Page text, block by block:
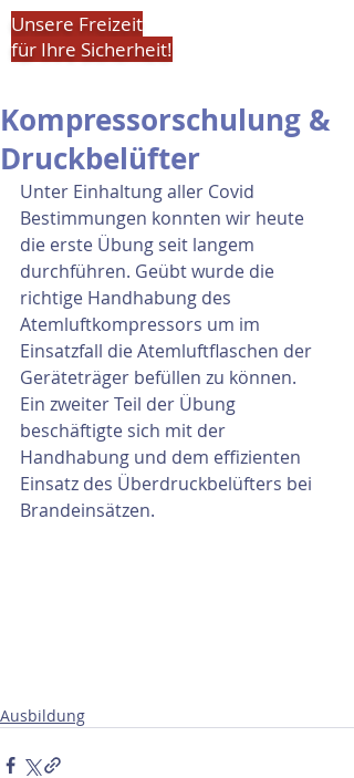
Unsere Freizeit
für Ihre Sicherheit!
Kompressorschulung &
Druckbelüfter
Unter Einhaltung aller Covid
Bestimmungen konnten wir heute
die erste Übung seit langem
durchführen. Geübt wurde die
richtige Handhabung des
Atemluftkompressors um im
Einsatzfall die Atemluftflaschen der
Geräteträger befüllen zu können.
Ein zweiter Teil der Übung
beschäftigte sich mit der
Handhabung und dem effizienten
Einsatz des Überdruckbelüfters bei
Brandeinsätzen.
Ausbildung